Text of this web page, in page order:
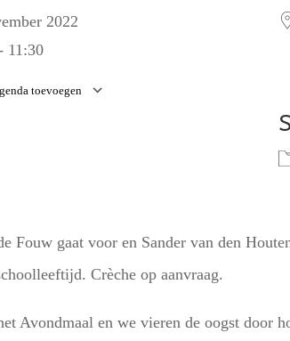
2022
11:30
toevoegen
Fouw gaat voor en Sander van den
Crèche op aanvraag.
Avondmaal en we vieren de oogst door